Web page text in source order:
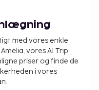
den 1. november til
person pr. nat op til 9
Denne skat
16 år.
med vores enkle
vores AI Trip
priser og finde de
i vores